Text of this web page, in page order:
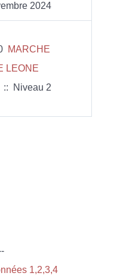
2024
MARCHE
LEONE
:: Niveau 2
1,2,3,4